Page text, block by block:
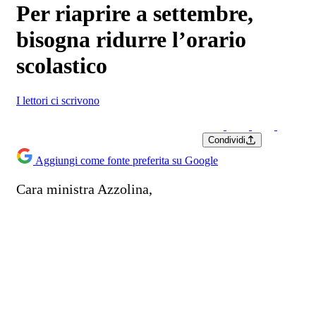
Per riaprire a settembre,
bisogna ridurre l’orario
scolastico
I lettori ci scrivono
Condividi
Aggiungi come fonte preferita su Google
Cara ministra Azzolina,